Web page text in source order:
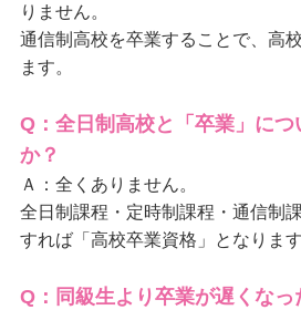
りません。
通信制高校を卒業することで、高
ます。
Q： 全日制高校と「卒業」に
か？
Ａ：全くありません。
全日制課程・定時制課程・通信制
すれば「高校卒業資格」となります
Q：同級生より卒業が遅くなっ